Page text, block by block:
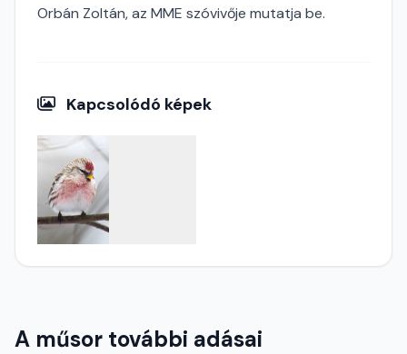
Orbán Zoltán, az MME szóvivője mutatja be.
Kapcsolódó képek
A műsor további adásai